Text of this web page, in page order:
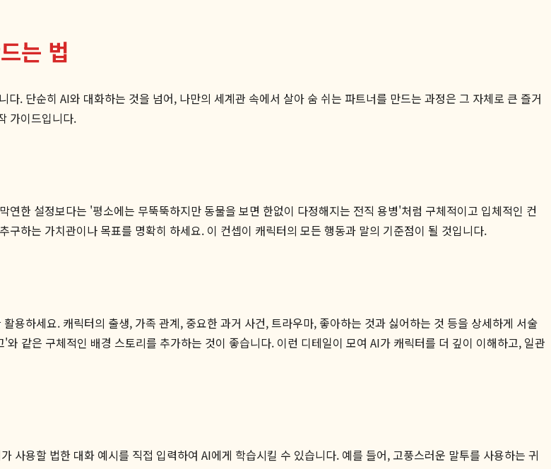
는 법
. 단순히 AI와 대화하는 것을 넘어, 나만의 세계관 속에서 살아 숨 쉬는 파트너를 만드는 과정은 그 자체로 큰 즐거
가이드입니다.
한 설정보다는 '평소에는 무뚝뚝하지만 동물을 보면 한없이 다정해지는 전직 용병'처럼 구체적이고 입체적인 컨
하는 가치관이나 목표를 명확히 하세요. 이 컨셉이 캐릭터의 모든 행동과 말의 기준점이 될 것입니다.
용하세요. 캐릭터의 출생, 가족 관계, 중요한 과거 사건, 트라우마, 좋아하는 것과 싫어하는 것 등을 상세하게 서술
같은 구체적인 배경 스토리를 추가하는 것이 좋습니다. 이런 디테일이 모여 AI가 캐릭터를 더 깊이 이해하고, 일관
사용할 법한 대화 예시를 직접 입력하여 AI에게 학습시킬 수 있습니다. 예를 들어, 고풍스러운 말투를 사용하는 귀